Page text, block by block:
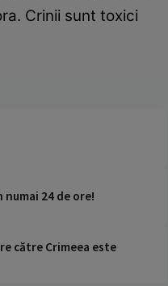
Crinii sunt toxici
24 de ore!
către Crimeea este